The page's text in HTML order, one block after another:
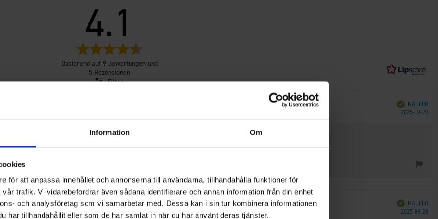
Information Om
för att anpassa innehållet och annonserna till användarna, tillhandahålla funktioner för
trafik. Vi vidarebefordrar även sådana identifierare och annan information från din enhet
och analysföretag som vi samarbetar med. Dessa kan i sin tur kombinera informationen
har tillhandahållit eller som de har samlat in när du har använt deras tjänster.
4.1
von
Basierend auf 9 Bewertungen und
5 Rezensionen
Filter
Verifiziert
KÄUFER
2025-10-20
Verifiziert
KÄUFER
2025-09-28